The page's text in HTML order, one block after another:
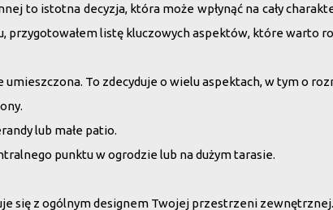
to istotna decyzja, która może wpłynąć na cały
przygotowałem listę kluczowych aspektów, które warto
To zdecyduje o wielu aspektach, w tym o
lub małe patio.
punktu w ogrodzie lub na dużym tarasie.
się z ogólnym designem Twojej przestrzeni